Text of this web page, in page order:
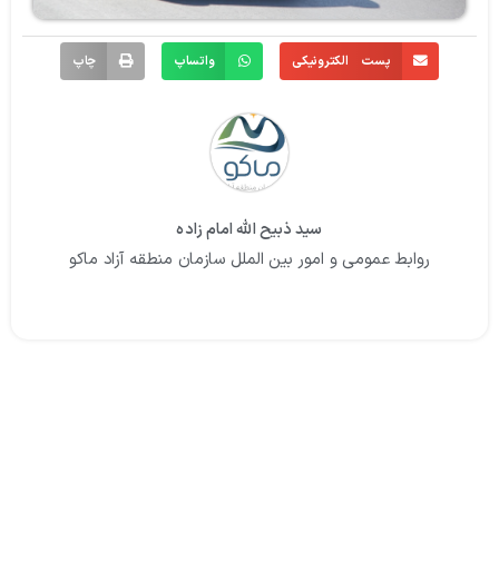
پست الکترونیکی واتساپ چاپ
سید ذبیح الله امام زاده
روابط عمومی و امور بین الملل سازمان منطقه آزاد ماکو